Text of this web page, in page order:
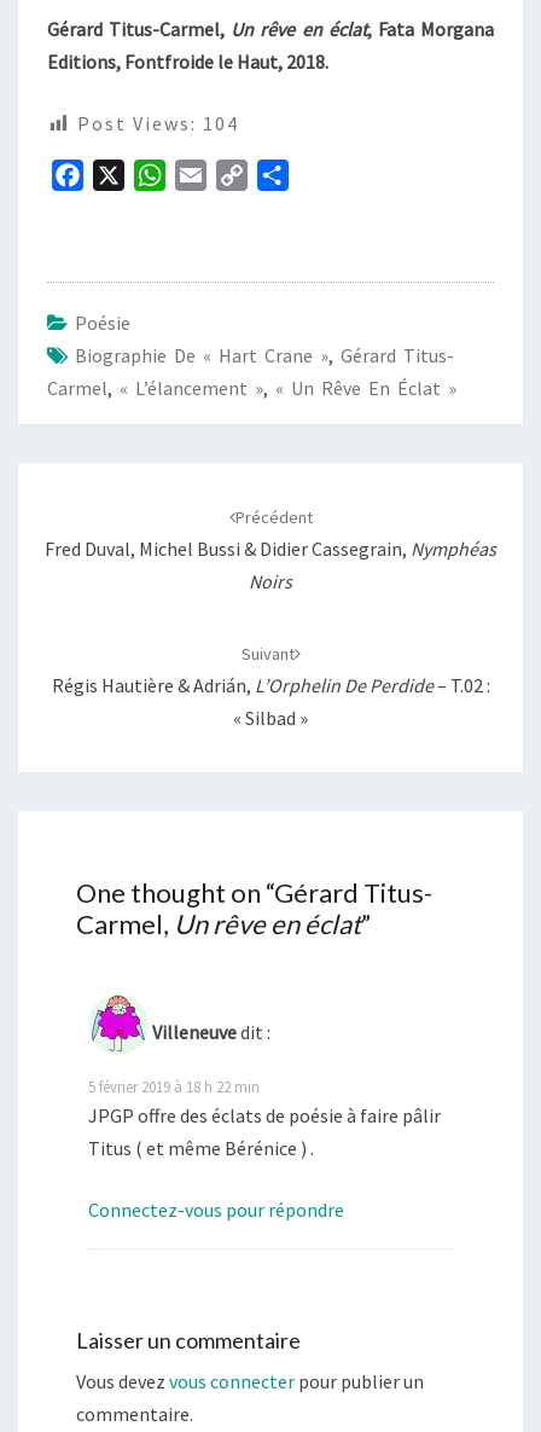
Gérard Titus-Carmel, Un rêve en éclat, Fata Morgana
Editions, Fontfroide le Haut, 2018.
Post Views: 104
o
o
k
W
p
p
n
k
e
r
Poésie
Biographie De « Hart Crane », Gérard Titus-
Carmel, « L’élancement », « Un Rêve En Éclat »
Précédent
Fred Duval, Michel Bussi & Didier Cassegrain, Nymphéas
Noirs
Suivant
Régis Hautière & Adrián, L’Orphelin De Perdide– T.02 :
« Silbad »
One thought on “Gérard Titus-
Carmel, Un rêve en éclat”
Villeneuvedit :
5 février 2019 à 18 h 22 min
JPGP offre des éclats de poésie à faire pâlir
Titus ( et même Bérénice ) .
Connectez-vous pour répondre
Laisser un commentaire
Vous devez vous connecter pour publier un
commentaire.